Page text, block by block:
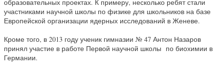
образовательных проектах. К примеру, несколько ребят стали
участниками научной школы по физике для школьников на базе
Европейской организации ядерных исследований в Женеве.
Кроме того, в 2013 году ученик гимназии № 47 Антон Назаров
принял участие в работе Первой научной школы по биохимии в
Германии.